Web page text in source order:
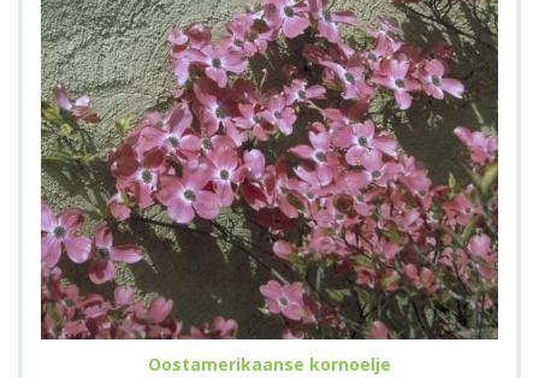
Oostamerikaanse kornoelje